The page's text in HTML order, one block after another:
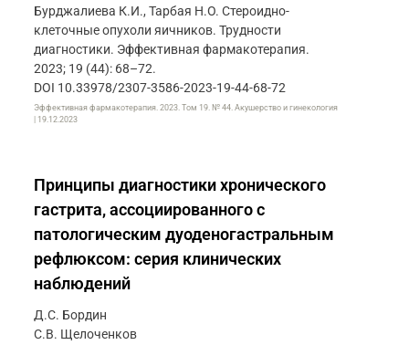
Бурджалиева К.И., Тарбая Н.О. Стероидно-
клеточные опухоли яичников. Трудности
диагностики. Эффективная фармакотерапия.
2023; 19 (44): 68–72.
DOI 10.33978/2307-3586-2023-19-44-68-72
Эффективная фармакотерапия. 2023. Том 19. № 44. Акушерство и гинекология
| 19.12.2023
Принципы диагностики хронического
гастрита, ассоциированного с
патологическим дуоденогастральным
рефлюксом: серия клинических
наблюдений
Д.С. Бордин
С.В. Щелоченков